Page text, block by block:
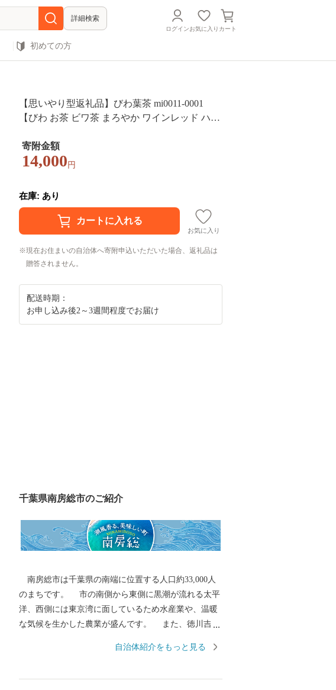
詳細検索
ログインお気に入り カート
初めての方
【思いやり型返礼品】びわ葉茶 mi0011-0001
【びわ お茶 ビワ茶 まろやか ワインレッド ハー
寄附金額
14,000 円
在庫: あり
お気に入り
現在お住まいの自治体へ寄附申込いただいた場合、返礼品は
贈答されません。
配送時期：
お申し込み後2～3週間程度でお届け
千葉県南房総市のご紹介
南房総市は千葉県の南端に位置する人口約33,000人
のまちです。 市の南側から東側に黒潮が流れる太平
洋、西側には東京湾に面しているため水産業や、温暖
な気候を生かした農業が盛んです。 また、徳川吉宗
もトップクラスの水揚量を誇る伊勢えびやさざえ、あ
自治体紹介をもっと見る